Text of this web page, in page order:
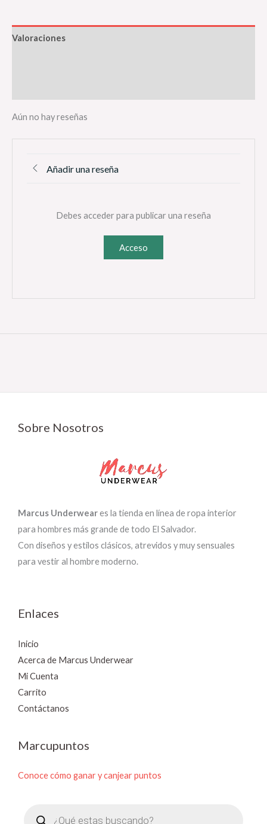
Valoraciones
Aún no hay reseñas
Añadir una reseña
Debes acceder para publicar una reseña
Acceso
Sobre Nosotros
Marcus Underweares la tienda en línea de ropa interior
para hombres más grande de todo El Salvador.
Con diseños y estilos clásicos, atrevidos y muy sensuales
para vestir al hombre moderno.
Enlaces
Inicio
Acerca de Marcus Underwear
Mi Cuenta
Carrito
Contáctanos
Marcupuntos
Conoce cómo ganar y canjear puntos